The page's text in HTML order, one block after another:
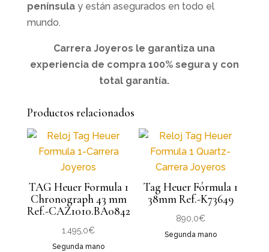
penínsulay están asegurados en todo el
mundo.
Carrera Joyeros le garantiza una
experiencia de compra 100% segura y con
total garantía.
Productos relacionados
TAG Heuer Formula 1
Chronograph 43 mm
Ref.-CAZ1010.BA0842
1.495,0€
Segunda mano
Tag Heuer Fórmula 1
38mm Ref.-K73649
890,0€
Segunda mano